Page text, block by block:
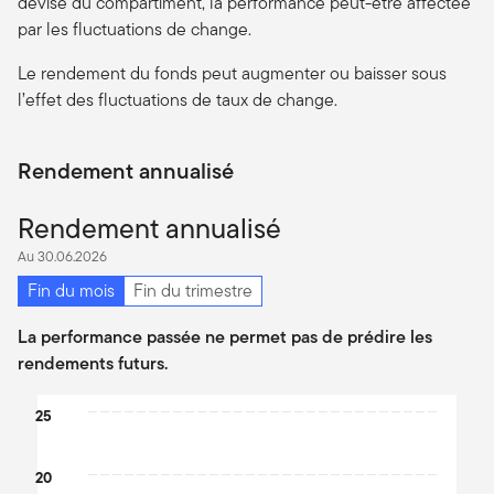
par les fluctuations de change.
Le rendement du fonds peut augmenter ou baisser sous
l’effet des fluctuations de taux de change.
Rendement annualisé
Rendement annualisé
Au 30.06.2026
Fin du mois
Fin du trimestre
La performance passée ne permet pas de prédire les
rendements futurs.
The chart has 1 X axis displaying categories.
20
25